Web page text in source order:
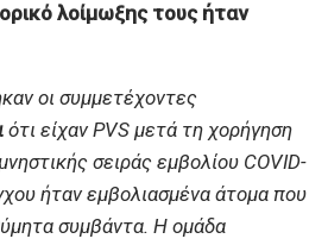
λοίμωξης τους ήταν
οι συμμετέχοντες
ότι είχαν PVS μετά τη χορήγηση
σειράς εμβολίου COVID-
ήταν εμβολιασμένα άτομα που
συμβάντα. Η ομάδα